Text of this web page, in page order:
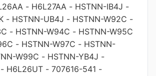
- H6L27AA - HSTNN-IB4J -
- HSTNN-UB4J - HSTNN-W92C -
- HSTNN-W94C - HSTNN-W95C
- HSTNN-W97C - HSTNN-
W99C - HSTNN-YB4J -
- H6L26UT - 707616-541 -